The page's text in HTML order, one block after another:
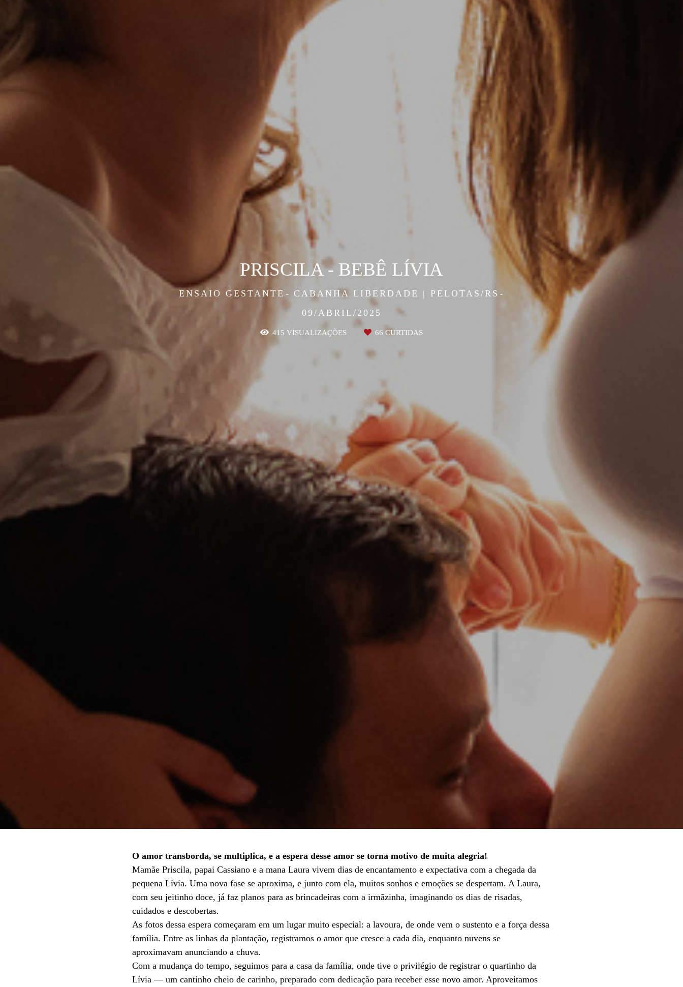
ENSAIO GESTANTE
CABANHA LIBERDADE | PELOTAS/RS
09/ABRIL/2025
PRISCILA - BEBÊ LÍVIA
415 VISUALIZAÇÕES 66 CURTIDAS
O amor transborda, se multiplica, e a espera desse amor se torna motivo de muita alegria!
Mamãe Priscila, papai Cassiano e a mana Laura vivem dias de encantamento e expectativa com a chegada da
pequena Lívia. Uma nova fase se aproxima, e junto com ela, muitos sonhos e emoções se despertam. A Laura,
com seu jeitinho doce, já faz planos para as brincadeiras com a irmãzinha, imaginando os dias de risadas,
cuidados e descobertas.
As fotos dessa espera começaram em um lugar muito especial: a lavoura, de onde vem o sustento e a força dessa
família. Entre as linhas da plantação, registramos o amor que cresce a cada dia, enquanto nuvens se
aproximavam anunciando a chuva.
Com a mudança do tempo, seguimos para a casa da família, onde tive o privilégio de registrar o quartinho da
Lívia — um cantinho cheio de carinho, preparado com dedicação para receber esse novo amor. Aproveitamos